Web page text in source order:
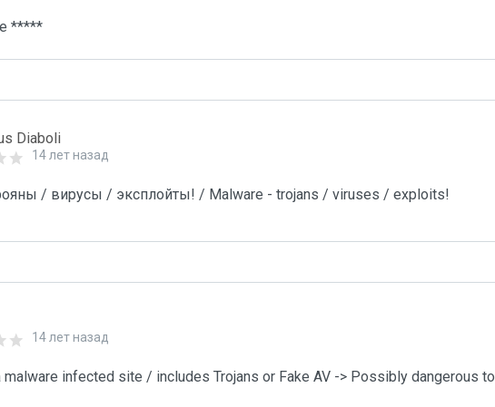
*****
Diaboli
14 лет назад
/ вирусы / эксплойты! / Malware - trojans / viruses / exploits!
14 лет назад
malware infected site / includes Trojans or Fake AV -> Possibly dangerous to